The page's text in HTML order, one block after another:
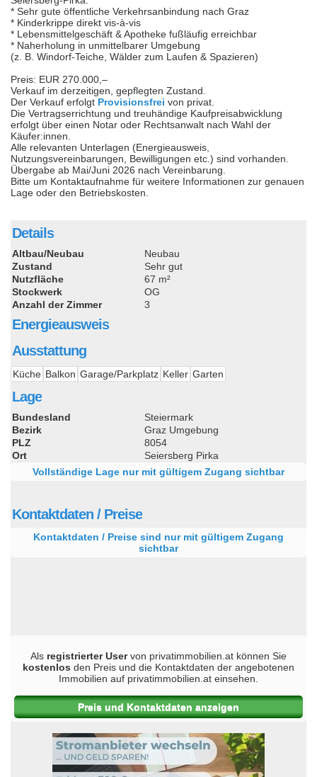
* Sehr gute öffentliche Verkehrsanbindung nach Graz
* Kinderkrippe direkt vis-à-vis
* Lebensmittelgeschäft & Apotheke fußläufig erreichbar
* Naherholung in unmittelbarer Umgebung
(z. B. Windorf-Teiche, Wälder zum Laufen & Spazieren)
Preis: EUR 270.000,–
Verkauf im derzeitigen, gepflegten Zustand.
Der Verkauf erfolgt Provisionsfrei von privat.
Die Vertragserrichtung und treuhändige Kaufpreisabwicklung
erfolgt über einen Notar oder Rechtsanwalt nach Wahl der
Käufer:innen.
Alle relevanten Unterlagen (Energieausweis,
Nutzungsvereinbarungen, Bewilligungen etc.) sind vorhanden.
Übergabe ab Mai/Juni 2026 nach Vereinbarung.
Bitte um Kontaktaufnahme für weitere Informationen zur genauen
Lage oder den Betriebskosten.
Details
Altbau/Neubau
Neubau
Zustand
Sehr gut
Nutzfläche
67 m²
Stockwerk
OG
Anzahl der Zimmer
3
Energieausweis
Ausstattung
Küche Balkon Garage/Parkplatz Keller Garten
Lage
Bundesland
Steiermark
Bezirk
Graz Umgebung
PLZ
8054
Ort
Seiersberg Pirka
Vollständige Lage nur mit gültigem Zugang sichtbar
Kontaktdaten / Preise
Kontaktdaten / Preise sind nur mit gültigem Zugang
sichtbar
Als registrierter Uservon privatimmobilien.at können Sie
kostenlos den Preis und die Kontaktdaten der angebotenen
Immobilien auf privatimmobilien.at einsehen.
Preis und Kontaktdaten anzeigen